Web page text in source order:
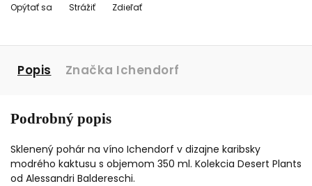
Opýtať sa Strážiť Zdieľať
Popis Značka Ichendorf
Podrobný popis
Sklenený pohár na víno Ichendorf v dizajne karibsky
modrého kaktusu s objemom 350 ml. Kolekcia Desert Plants
od Alessandri Baldereschi.